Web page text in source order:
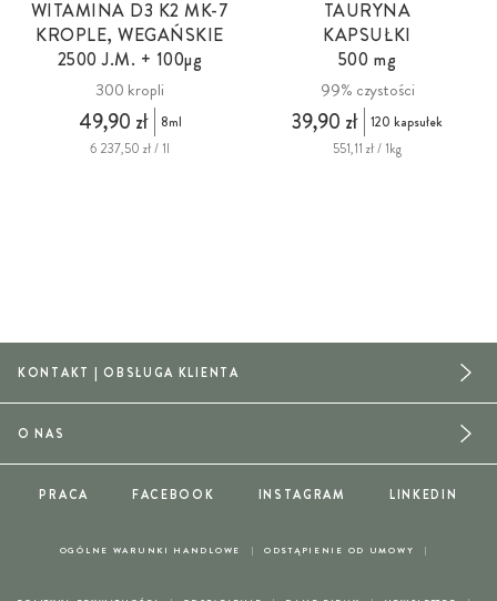
WITAMINA D3 K2 MK-7
KROPLE, WEGAŃSKIE
2500 J.M. + 100µg
300 kropli
49,90 zł
8ml
6 237,50 zł / 1l
TAURYNA
KAPSUŁKI
500 mg
99% czystości
39,90 zł
120 kapsułek
551,11 zł / 1kg
KONTAKT | OBSŁUGA KLIENTA
OGÓLNE WARUNKI HANDLOWE ODSTĄPIENIE OD UMOWY
O NAS
PRACA FACEBOOK INSTAGRAM LINKEDIN